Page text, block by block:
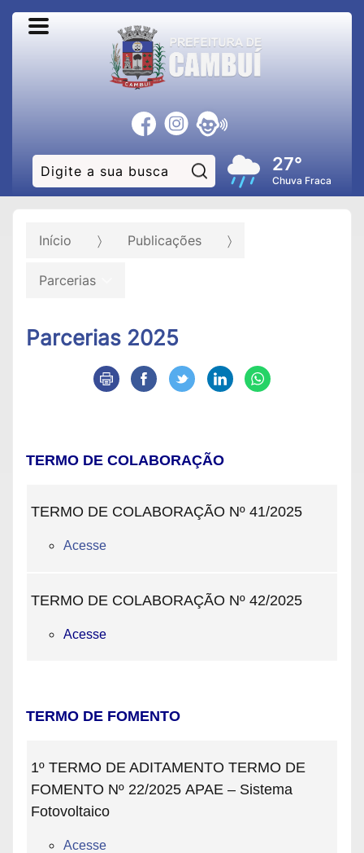
Pesquisar:27°
Chuva Fraca
Início Publicações
Parcerias
Parcerias 2025
TERMO DE COLABORAÇÃO
TERMO DE COLABORAÇÃO Nº 41/2025
Acesse
TERMO DE COLABORAÇÃO Nº 42/2025
Acesse
TERMO DE FOMENTO
1º TERMO DE ADITAMENTO TERMO DE
FOMENTO Nº 22/2025 APAE – Sistema
Fotovoltaico
Acesse